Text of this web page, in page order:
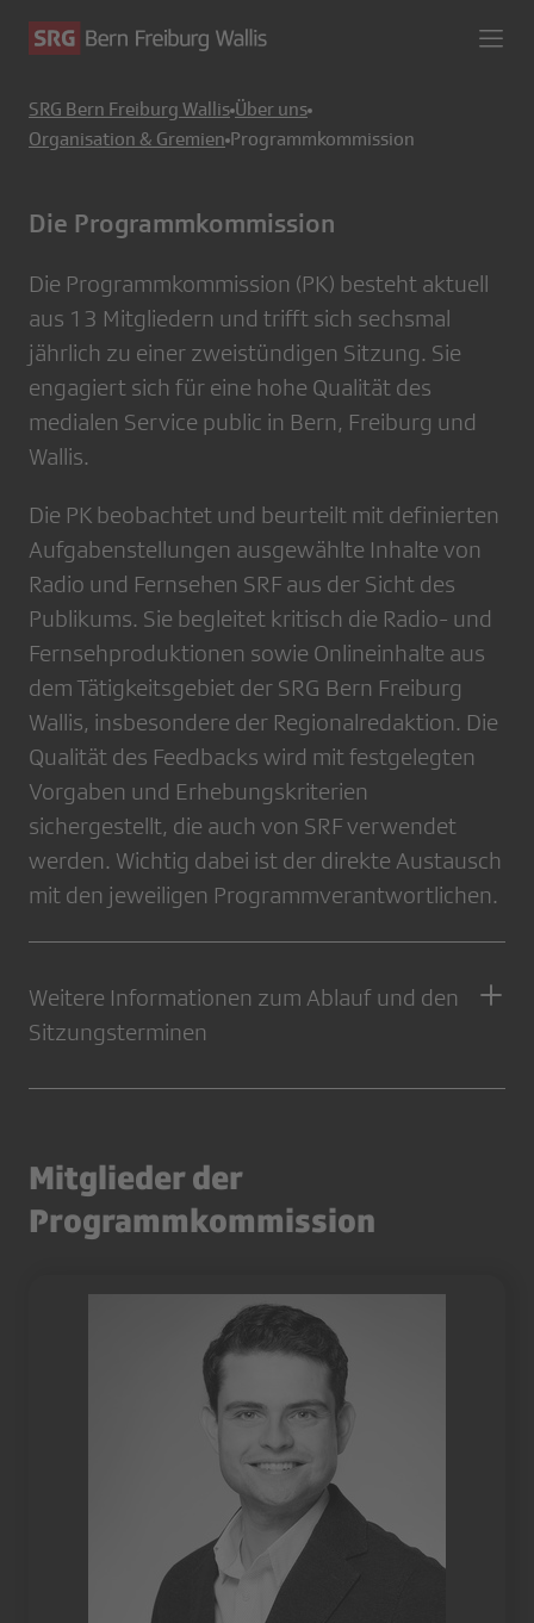
SRG Bern Freiburg Wallis Über uns
Organisation & Gremien Programmkommission
Die Programmkommission
Die Programmkommission (PK) besteht aktuell
aus 13 Mitgliedern und trifft sich sechsmal
jährlich zu einer zweistündigen Sitzung. Sie
engagiert sich für eine hohe Qualität des
medialen Service public in Bern, Freiburg und
Wallis.
Die PK beobachtet und beurteilt mit definierten
Aufgabenstellungen ausgewählte Inhalte von
Radio und Fernsehen SRF aus der Sicht des
Publikums. Sie begleitet kritisch die Radio- und
Fernsehproduktionen sowie Onlineinhalte aus
dem Tätigkeitsgebiet der SRG Bern Freiburg
Wallis, insbesondere der Regionalredaktion. Die
Qualität des Feedbacks wird mit festgelegten
Vorgaben und Erhebungskriterien
sichergestellt, die auch von SRF verwendet
werden. Wichtig dabei ist der direkte Austausch
mit den jeweiligen Programmverantwortlichen.
Weitere Informationen zum Ablauf und den
Sitzungsterminen
Mitglieder der
Programmkommission